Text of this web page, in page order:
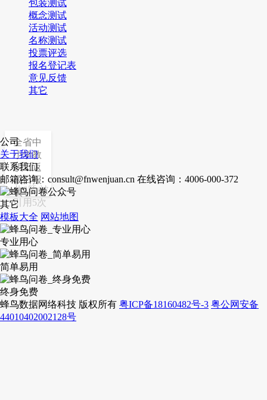
包装测试
概念测试
活动测试
名称测试
投票评选
报名登记表
意见反馈
其它
全省中
小学教
职工返
校日报
表
共6题/被
引用5次
公司
关于我们
联系我们
邮箱咨询：consult@fnwenjuan.cn 在线咨询：4006-000-372
其它
模板大全 网站地图
专业用心
简单易用
终身免费
蜂鸟数据网络科技 版权所有 粤ICP备18160482号-3 粤公网安备
44010402002128号